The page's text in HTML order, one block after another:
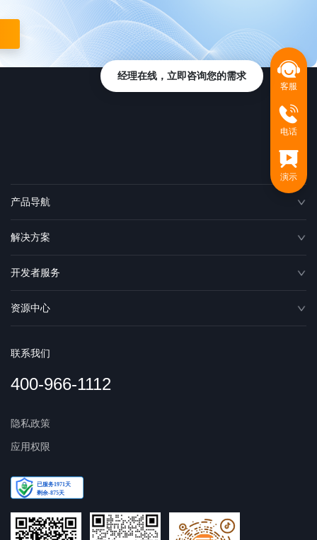
产品导航
解决方案
开发者服务
资源中心
联系我们
400-966-1112
隐私政策
应用权限
客服
电话
演示
经理在线，立即咨询您的需求